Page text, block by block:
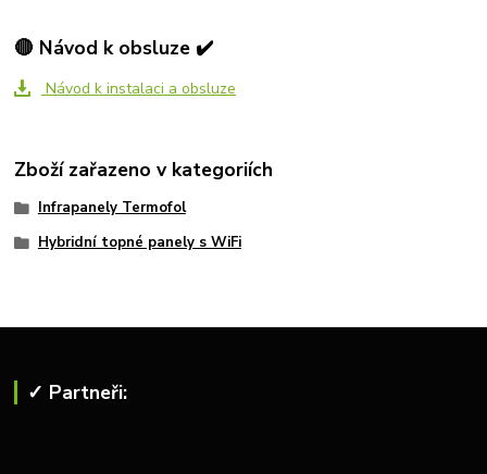
🔴 Návod k obsluze ✔️
Návod k instalaci a obsluze
Zboží zařazeno v kategoriích
Infrapanely Termofol
Hybridní topné panely s WiFi
✓ Partneři: